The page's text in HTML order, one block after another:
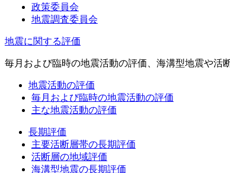
政策委員会
地震調査委員会
地震に関する評価
毎月および臨時の地震活動の評価、海溝型地震や活
地震活動の評価
毎月および臨時の地震活動の評価
主な地震活動の評価
長期評価
主要活断層帯の長期評価
活断層の地域評価
海溝型地震の長期評価